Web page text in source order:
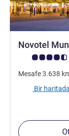
Novotel
Avis müşterileri
Mesafe3.638
Bir